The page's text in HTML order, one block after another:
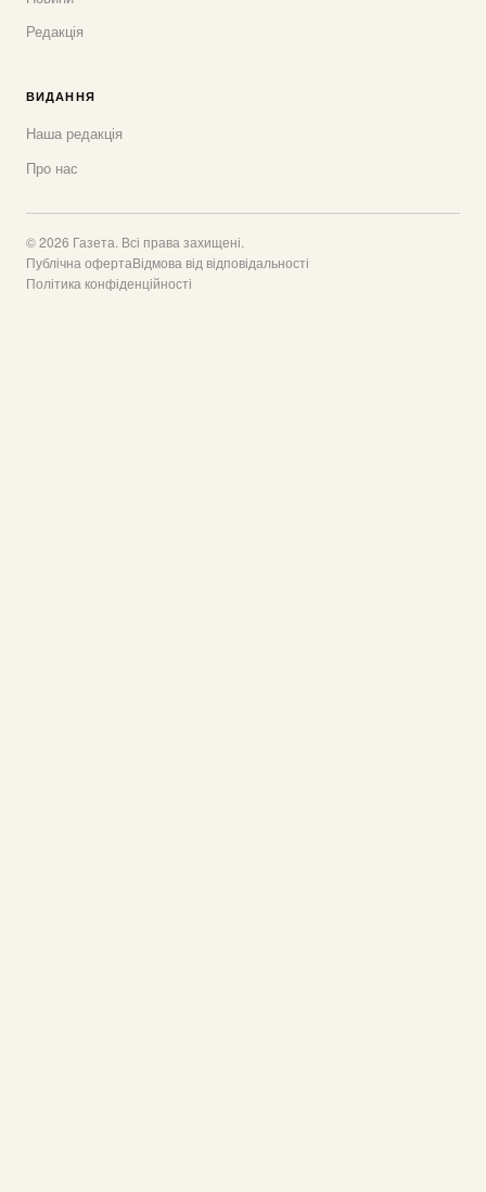
Редакція
ВИДАННЯ
Наша редакція
Про нас
© 2026 Газета. Всі права захищені.
Публічна офертаВідмова від відповідальності
Політика конфіденційності